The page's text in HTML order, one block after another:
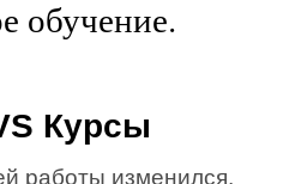
обучение.
Курсы
работы изменился.